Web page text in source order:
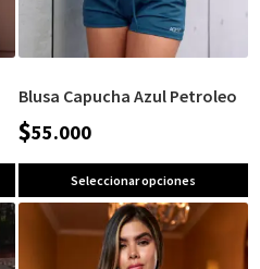
Blusa Capucha Azul Petroleo
$55.000
Seleccionar opciones